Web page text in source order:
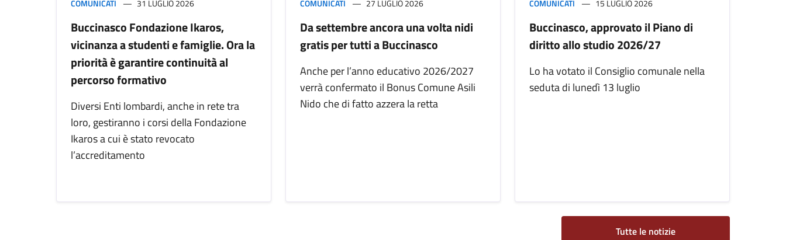
COMUNICATI 31 LUGLIO 2026
Buccinasco Fondazione Ikaros,
vicinanza a studenti e famiglie. Ora la
priorità è garantire continuità al
percorso formativo
Diversi Enti lombardi, anche in rete tra
loro, gestiranno i corsi della Fondazione
Ikaros a cui è stato revocato
l’accreditamento
COMUNICATI 27 LUGLIO 2026
Da settembre ancora una volta nidi
gratis per tutti a Buccinasco
Anche per l’anno educativo 2026/2027
verrà confermato il Bonus Comune Asili
Nido che di fatto azzera la retta
COMUNICATI 15 LUGLIO 2026
Buccinasco, approvato il Piano di
diritto allo studio 2026/27
Lo ha votato il Consiglio comunale nella
seduta di lunedì 13 luglio
Tutte le notizie